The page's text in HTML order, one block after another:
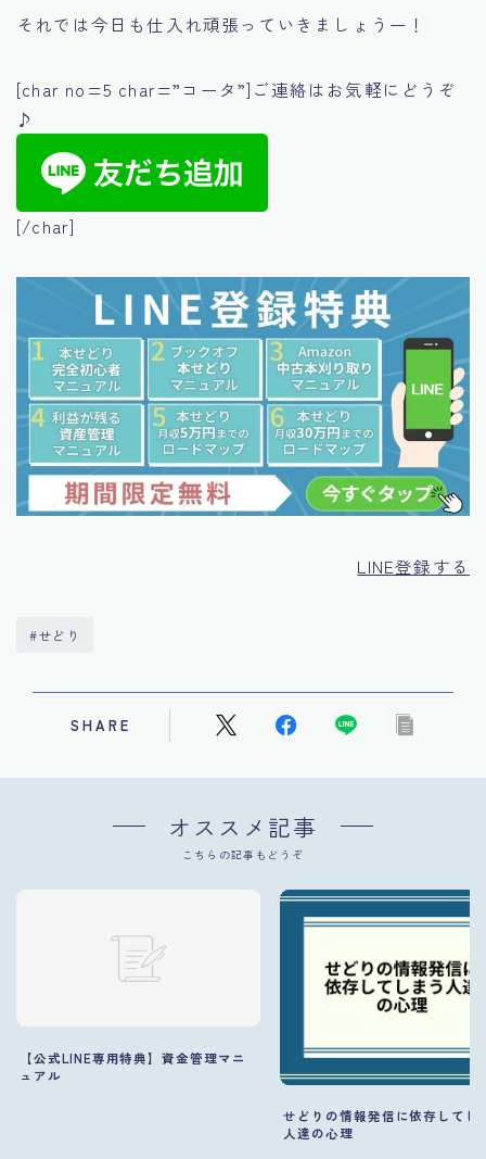
それでは今日も仕入れ頑張っていきましょうー！
[char no=5 char=”コータ”]ご連絡はお気軽にどうぞ
♪
[/char]
LINE登録する
#せどり
SHARE
オススメ記事
こちらの記事もどうぞ
【公式LINE専用特典】資金管理マニ
ュアル
せどりの情報発信に依存してし
人達の心理